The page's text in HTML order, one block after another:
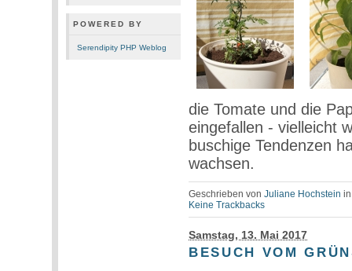
POWERED BY
Serendipity PHP Weblog
die Tomate und die
eingefallen - vielleicht
buschige Tendenzen
wachsen.
Geschrieben vonJuliane Hochstein
Keine Trackbacks
Samstag, 13. Mai 2017
BESUCH VOM